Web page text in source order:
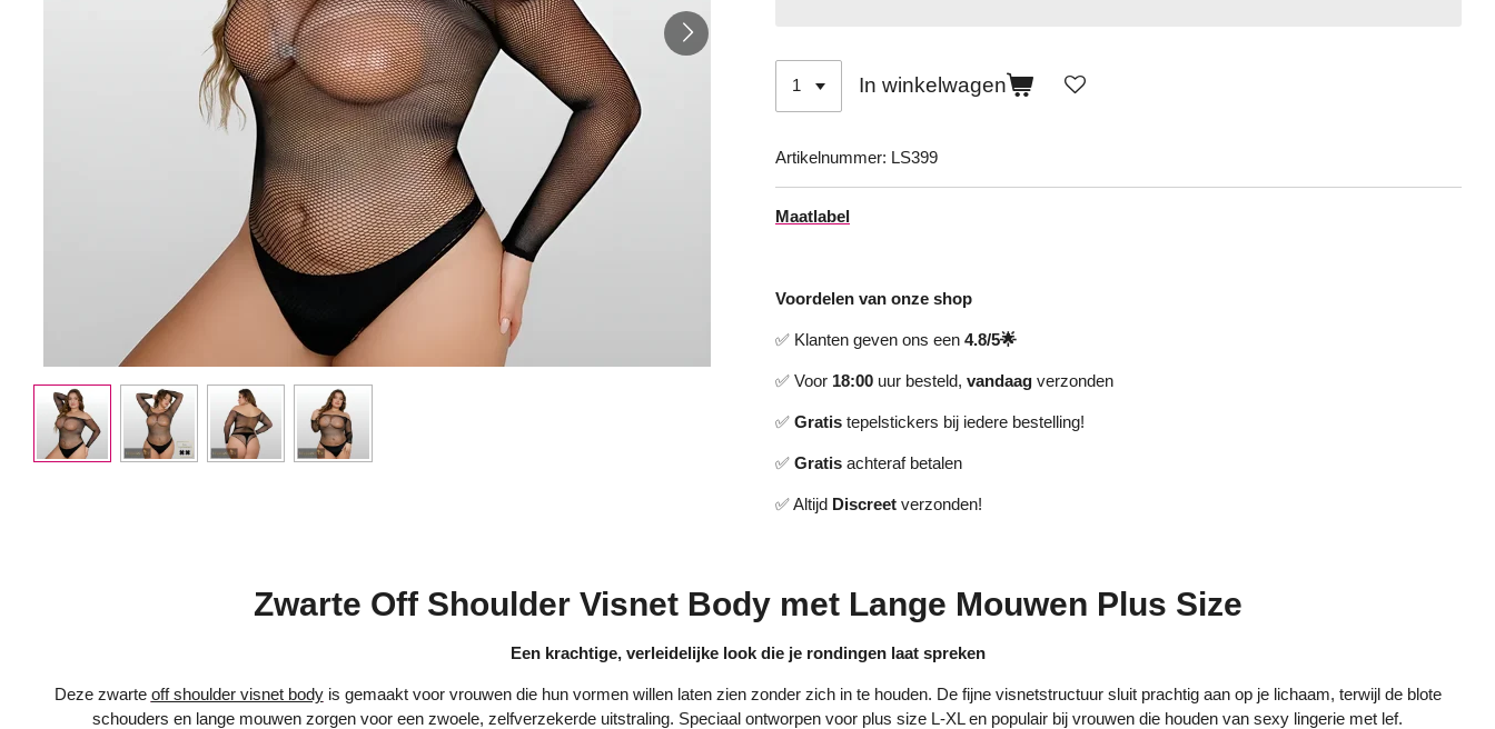
In winkelwagen
Artikelnummer: LS399
Maatlabel
Voordelen van onze shop
✅ Klanten geven ons een 4.8/5🌟
✅ Voor 18:00 uur besteld, vandaag verzonden
✅ Gratis tepelstickers bij iedere bestelling!
✅ Gratis achteraf betalen
✅ Altijd Discreet verzonden!
Zwarte Off Shoulder Visnet Body met Lange Mouwen Plus Size
Een krachtige, verleidelijke look die je rondingen laat spreken
Deze zwarte off shoulder visnet bodyis gemaakt voor vrouwen die hun vormen willen laten zien zonder zich in te houden. De fijne visnetstructuur sluit prachtig aan op je lichaam, terwijl de blote
schouders en lange mouwen zorgen voor een zwoele, zelfverzekerde uitstraling. Speciaal ontworpen voor plus size L-XL en populair bij vrouwen die houden van sexy lingerie met lef.